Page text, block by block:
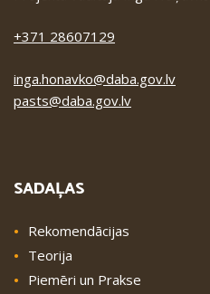
+371 28607129
inga.honavko@daba.gov.lv
pasts@daba.gov.lv
SADAĻAS
Rekomendācijas
Teorija
Piemēri un Prakse